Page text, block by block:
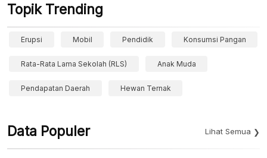
Topik Trending
Erupsi Mobil Pendidik Konsumsi Pangan
Rata-Rata Lama Sekolah (RLS) Anak Muda
Pendapatan Daerah Hewan Ternak
Data Populer Lihat Semua